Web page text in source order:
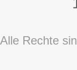
Alle Rechte